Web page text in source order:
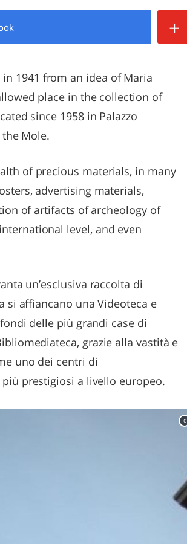
+
1941 from an idea of ​​Maria
place in the collection of
since 1958 in Palazzo
Mole.
of precious materials, in many
advertising materials,
of artifacts of archeology of
level, and even
un’esclusiva raccolta di
affiancano una Videoteca e
delle più grandi case di
grazie alla vastità e
uno dei centri di
prestigiosi a livello europeo.
c